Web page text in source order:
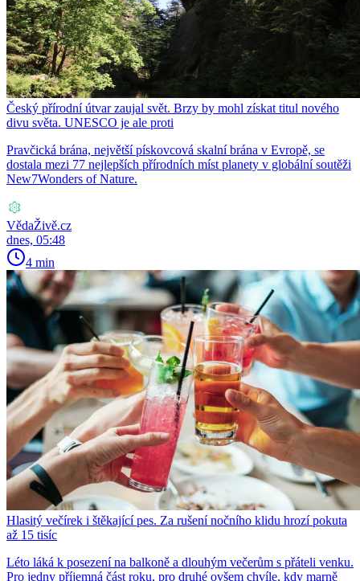
Český přírodní útvar zaujal svět. Brzy by mohl získat titul nového
divu světa. UNESCO je ale proti
Pravčická brána, největší pískovcová skalní brána v Evropě, se
dostala mezi 77 nejlepších přírodních míst planety v globální soutěži
New7Wonders of Nature.
VědaŽivě.cz
dnes, 05:48
4 min
Hlasitý večírek i štěkající pes. Za rušení nočního klidu hrozí pokuta
až 15 tisíc
Léto láká k posezení na balkoně a dlouhým večerům s přáteli venku.
Pro jedny příjemná část roku, pro druhé ovšem chvíle, kdy marně